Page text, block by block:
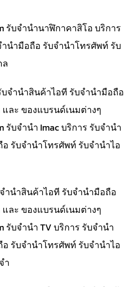
รับจำนำนาฬิกาคาสิโอ บริการ
นำมือถือ รับจำนำโทรศัพท์ รับ
บจำนำสินค้าไอที รับจำนำมือถือ
ละ ของแบรนด์เนมต่างๆ
บจำนำ Imac บริการ รับจำนำ
รับจำนำโทรศัพท์ รับจำนำไอ
ำนำสินค้าไอที รับจำนำมือถือ
ละ ของแบรนด์เนมต่างๆ
รับจำนำ TV บริการ รับจำนำ
รับจำนำโทรศัพท์ รับจำนำไอ
ำ